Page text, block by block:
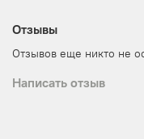
Отзывы
Отзывов еще никто не
Написать отзыв